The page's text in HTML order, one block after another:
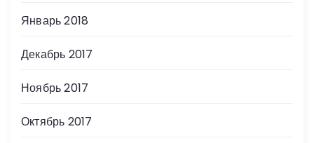
Январь 2018
Декабрь 2017
Ноябрь 2017
Октябрь 2017